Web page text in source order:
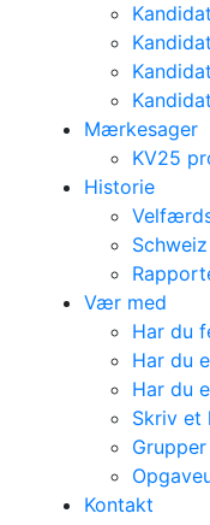
Mærkesager
KV25
Historie
Vær med
Har du
Har du
Har du
Skriv
Kontakt